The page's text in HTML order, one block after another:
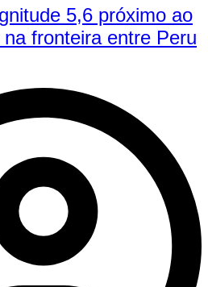
5,6 próximo ao
fronteira entre Peru